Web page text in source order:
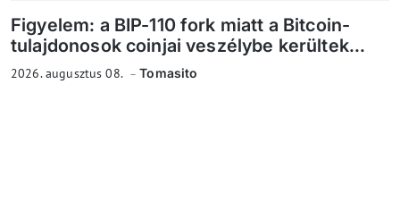
Figyelem: a BIP-110 fork miatt a Bitcoin-
tulajdonosok coinjai veszélybe kerültek...
2026. augusztus 08. Tomasito